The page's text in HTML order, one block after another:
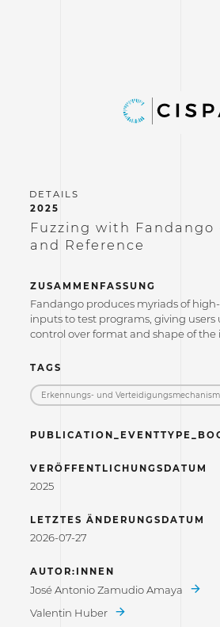
2025
Fuzzing with Fandango
and Reference
ZUSAMMENFASSUNG
Fandango produces myriads of
inputs to test programs, giving
control over format and shape of the
TAGS
Erkennungs- und
VERÖFFENTLICHUNGSDATUM
2025
LETZTES ÄNDERUNGSDATUM
2026-07-27
AUTOR:INNEN
José Antonio Zamudio Amaya
Valentin Huber